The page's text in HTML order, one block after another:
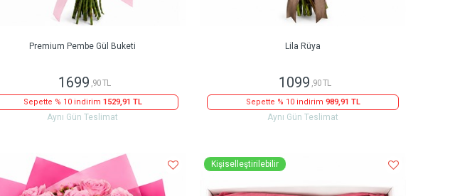
Premium Pembe Gül Buketi
1699 ,90 TL
Sepette % 10 indirim 1529,91 TL
Aynı Gün Teslimat
Lila Rüya
1099 ,90 TL
Sepette % 10 indirim 989,91 TL
Aynı Gün Teslimat
Kişiselleştirilebilir